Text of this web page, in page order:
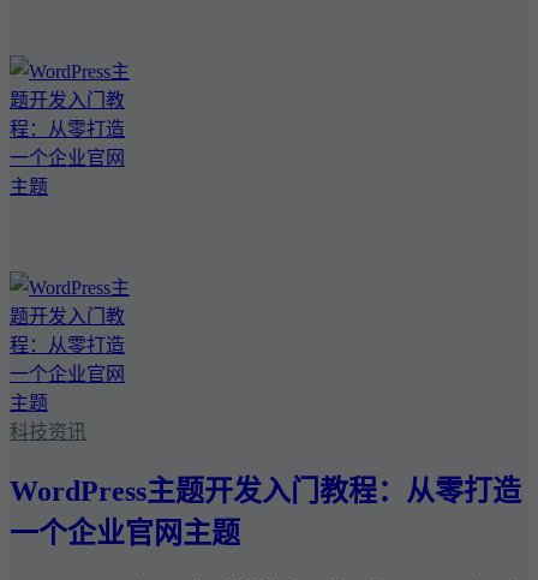
科技资讯
WordPress主题开发入门教程：从零打造
一个企业官网主题